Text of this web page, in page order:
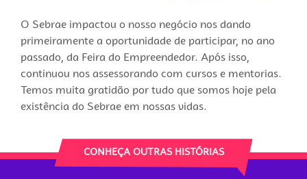
O Sebrae impactou o nosso negócio nos dando
primeiramente a oportunidade de participar, no ano
passado, da Feira do Empreendedor. Após isso,
continuou nos assessorando com cursos e mentorias.
Temos muita gratidão por tudo que somos hoje pela
existência do Sebrae em nossas vidas.
CONHEÇA OUTRAS HISTÓRIAS